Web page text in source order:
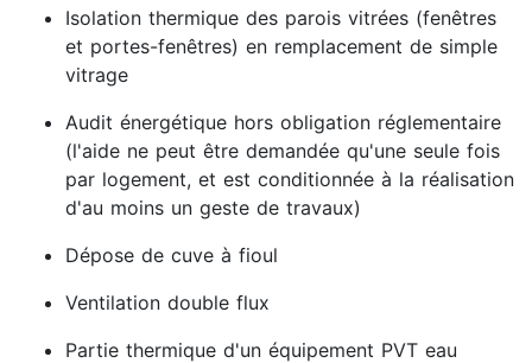
Isolation thermique des parois vitrées (fenêtres
et portes-fenêtres) en remplacement de simple
vitrage
Audit énergétique hors obligation réglementaire
(l'aide ne peut être demandée qu'une seule fois
par logement, et est conditionnée à la réalisation
d'au moins un geste de travaux)
Dépose de cuve à fioul
Ventilation double flux
Partie thermique d'un équipement PVT eau